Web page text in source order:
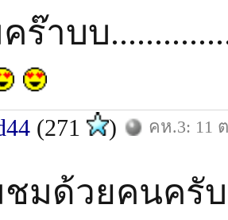
ร๊าบบ
(271 ) คห.3: 11
ชมด้วยคนค